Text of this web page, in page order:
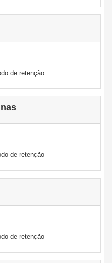
de retenção
de retenção
de retenção